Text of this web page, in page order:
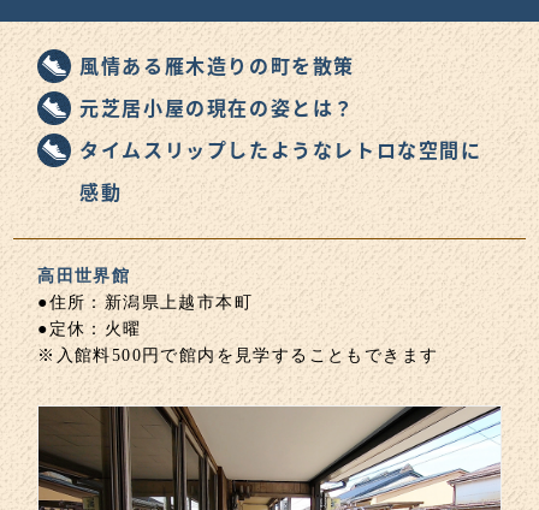
風情ある雁木造りの町を散策
元芝居小屋の現在の姿とは？
タイムスリップしたようなレトロな空間に
感動
高田世界館
●住所：新潟県上越市本町
●定休：火曜
※入館料500円で館内を見学することもできます